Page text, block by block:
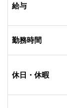
給与
勤務時間
休日・休暇